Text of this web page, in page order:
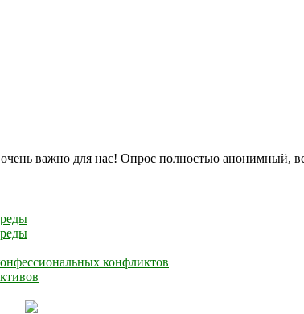
важно для нас! Опрос полностью анонимный,